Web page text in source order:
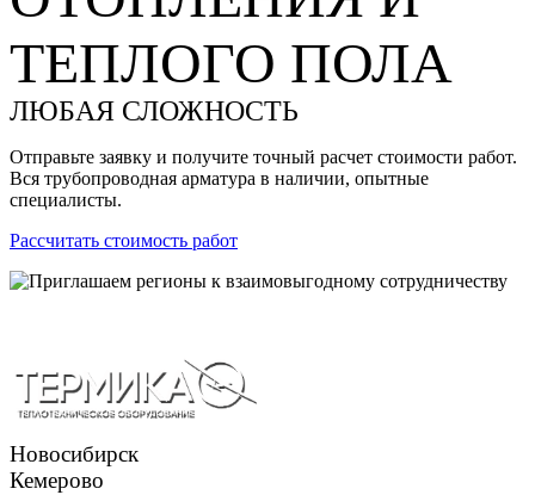
ТЕПЛОГО ПОЛА
ЛЮБАЯ СЛОЖНОСТЬ
Отправьте заявку и получите точный расчет стоимости работ.
Вся трубопроводная арматура в наличии, опытные
специалисты.
Рассчитать стоимость работ
Новосибирск
Кемерово